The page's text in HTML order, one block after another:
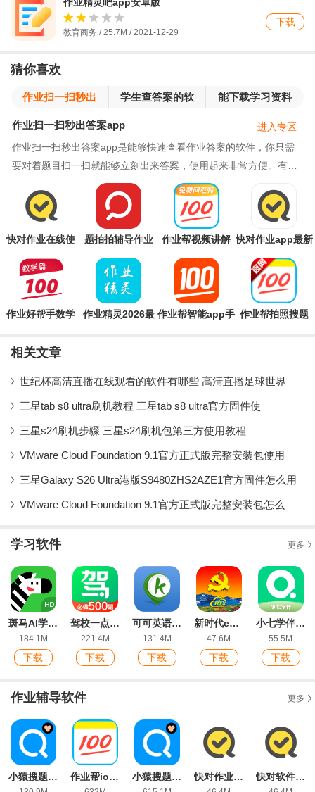
作业精灵吧app安卓版
教育商务 / 25.7M / 2021-12-29
下载
猜你喜欢
作业扫一扫秒出
答案app
学生查答案的软
能下载学习资料
的软件
作业扫一扫秒出答案app
作业扫一扫秒出答案app是能够快速查看作业答案的软件，你只需
要对着题目扫一扫就能够立刻出来答案，使用起来非常方便。有的
家长想要帮助孩子检查作业，但是奈何自己不会做，
进入专区
快对作业在线使
题拍拍辅导作业
作业帮视频讲解 快对作业app最新
作业好帮手数学
作业精灵2026最 作业帮智能app手 作业帮拍照搜题
相关文章
世纪杯高清直播在线观看的软件有哪些 高清直播足球世界
三星tab s8 ultra刷机教程 三星tab s8 ultra官方固件使
三星s24刷机步骤 三星s24刷机包第三方使用教程
VMware Cloud Foundation 9.1官方正式版完整安装包使用
三星Galaxy S26 Ultra港版S9480ZHS2AZE1官方固件怎么用
VMware Cloud Foundation 9.1官方正式版完整安装包怎么
学习软件 更多
斑马AI学HDapp官方版
184.1M
下载
驾校一点通app官方版
221.4M
下载
可可英语初中英语点读app安卓版
131.4M
下载
新时代e支部BTX测试版
47.6M
下载
小七学伴ios版
55.5M
下载
作业辅导软件 更多
小猿搜题拍照搜题app安卓版 作业帮ios版 小猿搜题ios版 快对作业在线使用App 快对软件官方版